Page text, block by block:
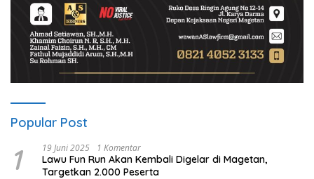
Popular Post
1 19 Juni 2025 1 Komentar
Lawu Fun Run Akan Kembali Digelar di Magetan,
Targetkan 2.000 Peserta